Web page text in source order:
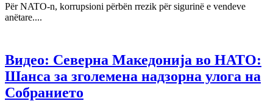
Për NATO-n, korrupsioni përbën rrezik për sigurinë e vendeve
anëtare....
Видео: Северна Македонија во НАТО:
Шанса за зголемена надзорна улога на
Собранието